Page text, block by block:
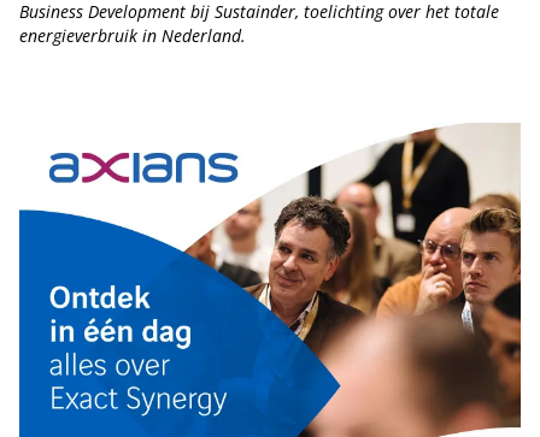
Business Development bij Sustainder, toelichting over het totale
energieverbruik in Nederland.